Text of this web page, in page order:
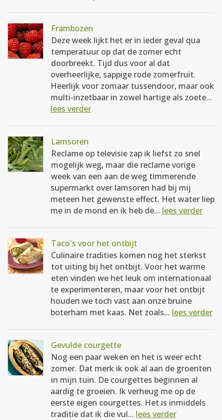
Frambozen
Deze week lijkt het er in ieder geval qua
temperatuur op dat de zomer echt
doorbreekt. Tijd dus voor al dat
overheerlijke, sappige rode zomerfruit.
Heerlijk voor zomaar tussendoor, maar ook
multi-inzetbaar in zowel hartige als zoete...
lees verder
Lamsoren
Reclame op televisie zap ik liefst zo snel
mogelijk weg, maar die reclame vorige
week van een aan de weg timmerende
supermarkt over lamsoren had bij mij
meteen het gewenste effect. Het water liep
me in de mond en ik heb de... lees verder
Taco's voor het ontbijt
Culinaire tradities komen nog het sterkst
tot uiting bij het ontbijt. Voor het warme
eten vinden we het leuk om internationaal
te experimenteren, maar voor het ontbijt
houden we toch vast aan onze bruine
boterham met kaas. Net zoals... lees verder
Gevulde courgette
Nog een paar weken en het is weer echt
zomer. Dat merk ik ook al aan de groenten
in mijn tuin. De courgettes beginnen al
aardig te groeien. Ik verheug me op de
eerste eigen courgettes. Het is inmiddels
traditie dat ik die vul... lees verder